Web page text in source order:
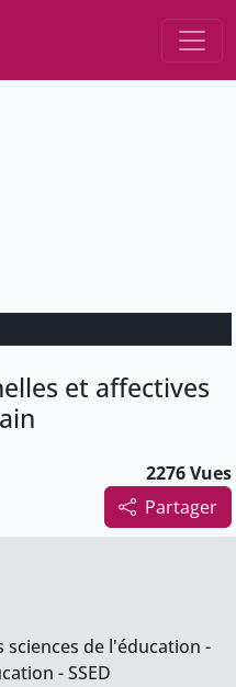
et affectives
2276 Vues
Partager
sciences de l'éducation -
- SSED